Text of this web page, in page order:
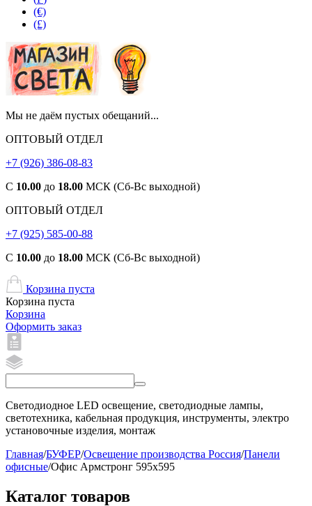
(€)
(£)
Мы не даём пустых обещаний...
ОПТОВЫЙ ОТДЕЛ
+7 (926) 386-08-83
С 10.00 до 18.00 МСК (Сб-Вс выходной)
ОПТОВЫЙ ОТДЕЛ
+7 (925) 585-00-88
С 10.00 до 18.00 МСК (Сб-Вс выходной)
Корзина пуста
Корзина пуста
Корзина
Оформить заказ
Светодиодное LED освещение, светодиодные лампы,
светотехника, кабельная продукция, инструменты, электро
установочные изделия, монтаж
Главная/БУФЕР/Освещение производства Россия/Панели
офисные/Офис Армстронг 595x595
Каталог товаров